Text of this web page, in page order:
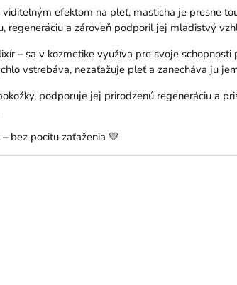
efektom na pleť, masticha je presne
regeneráciu a zároveň podporil jej mladistvý
– sa v kozmetike využíva pre svoje
vstrebáva, nezaťažuje pleť a zanecháva ju
podporuje jej prirodzenú regeneráciu a
bez pocitu zaťaženia 💛